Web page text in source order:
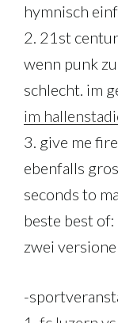
hymnisch
2. 21st
wenn punk
schlecht. im
im
3. give me
ebenfalls
seconds to
beste best
zwei
-